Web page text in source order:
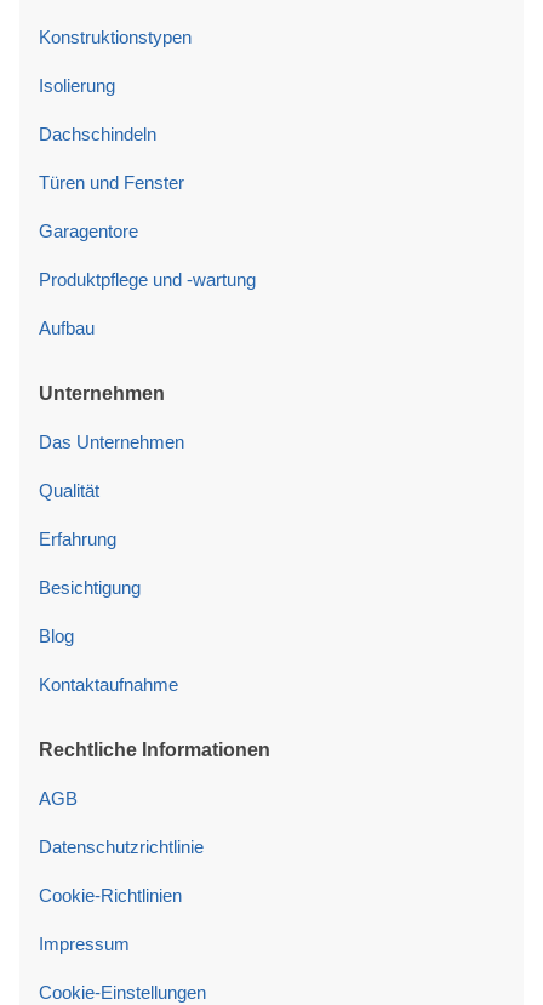
Konstruktionstypen
Isolierung
Dachschindeln
Türen und Fenster
Garagentore
Produktpflege und -wartung
Aufbau
Unternehmen
Das Unternehmen
Qualität
Erfahrung
Besichtigung
Blog
Kontaktaufnahme
Rechtliche Informationen
AGB
Datenschutzrichtlinie
Cookie-Richtlinien
Impressum
Cookie-Einstellungen